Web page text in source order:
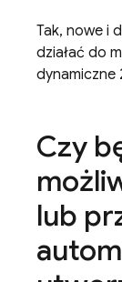
Tak, nowe i
działać do
dynamiczne
Czy
lub